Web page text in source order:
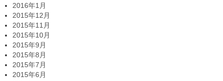
2016年1月
2015年12月
2015年11月
2015年10月
2015年9月
2015年8月
2015年7月
2015年6月